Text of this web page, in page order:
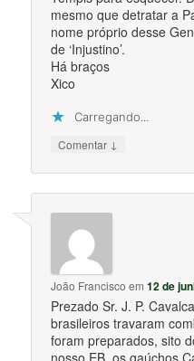
mesmo que detratar a
nome próprio desse
de ‘Injustino’.
Há braços
Xico
Carregando...
Comentar ↓
João Francisco em12 de
Prezado Sr. J. P.
brasileiros travaram
foram preparados, sito